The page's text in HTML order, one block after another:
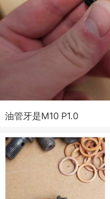
油管牙是M10 P1.0